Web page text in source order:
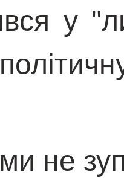
у
не